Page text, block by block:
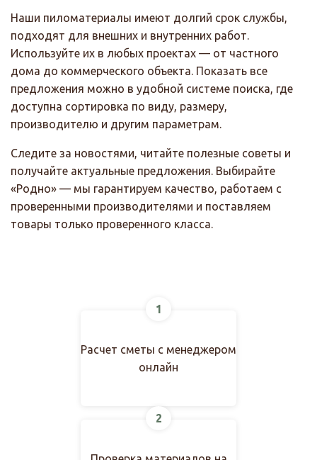
Наши пиломатериалы имеют долгий срок службы,
подходят для внешних и внутренних работ.
Используйте их в любых проектах — от частного
дома до коммерческого объекта. Показать все
предложения можно в удобной системе поиска, где
доступна сортировка по виду, размеру,
производителю и другим параметрам.
Следите за новостями, читайте полезные советы и
получайте актуальные предложения. Выбирайте
«Родно» — мы гарантируем качество, работаем с
проверенными производителями и поставляем
товары только проверенного класса.
1
Расчет сметы с менеджером
онлайн
2